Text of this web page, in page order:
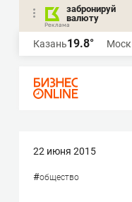
забронируй
валюту
Казань19.8°
22 июня 2015
#общество